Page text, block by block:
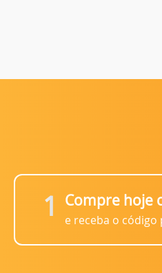
1 Compre hoje
e receba o código